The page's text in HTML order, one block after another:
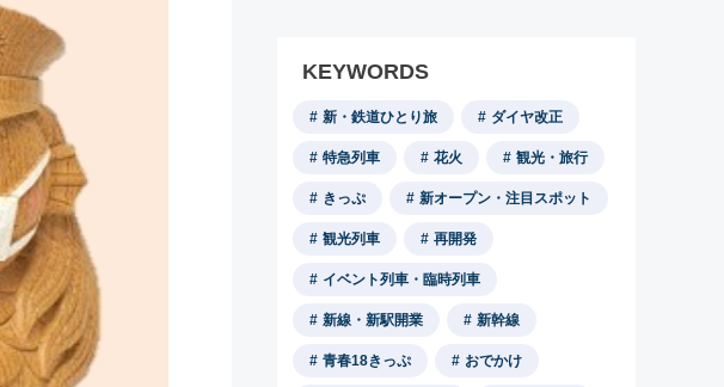
KEYWORDS
新・鉄道ひとり旅 ダイヤ改正
特急列車 花火 観光・旅行
きっぷ 新オープン・注目スポット
観光列車 再開発
イベント列車・臨時列車
新線・新駅開業 新幹線
青春18きっぷ おでかけ